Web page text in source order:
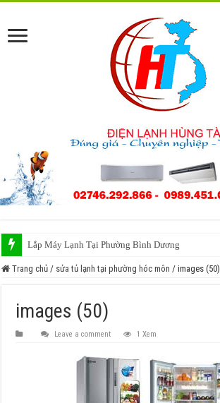
Lắp Máy Lạnh Tại Phường Bình Dương
Trang chủ / sửa tủ lạnh tại phường hóc môn / images (50)
images (50)
Leave a comment 1 Xem